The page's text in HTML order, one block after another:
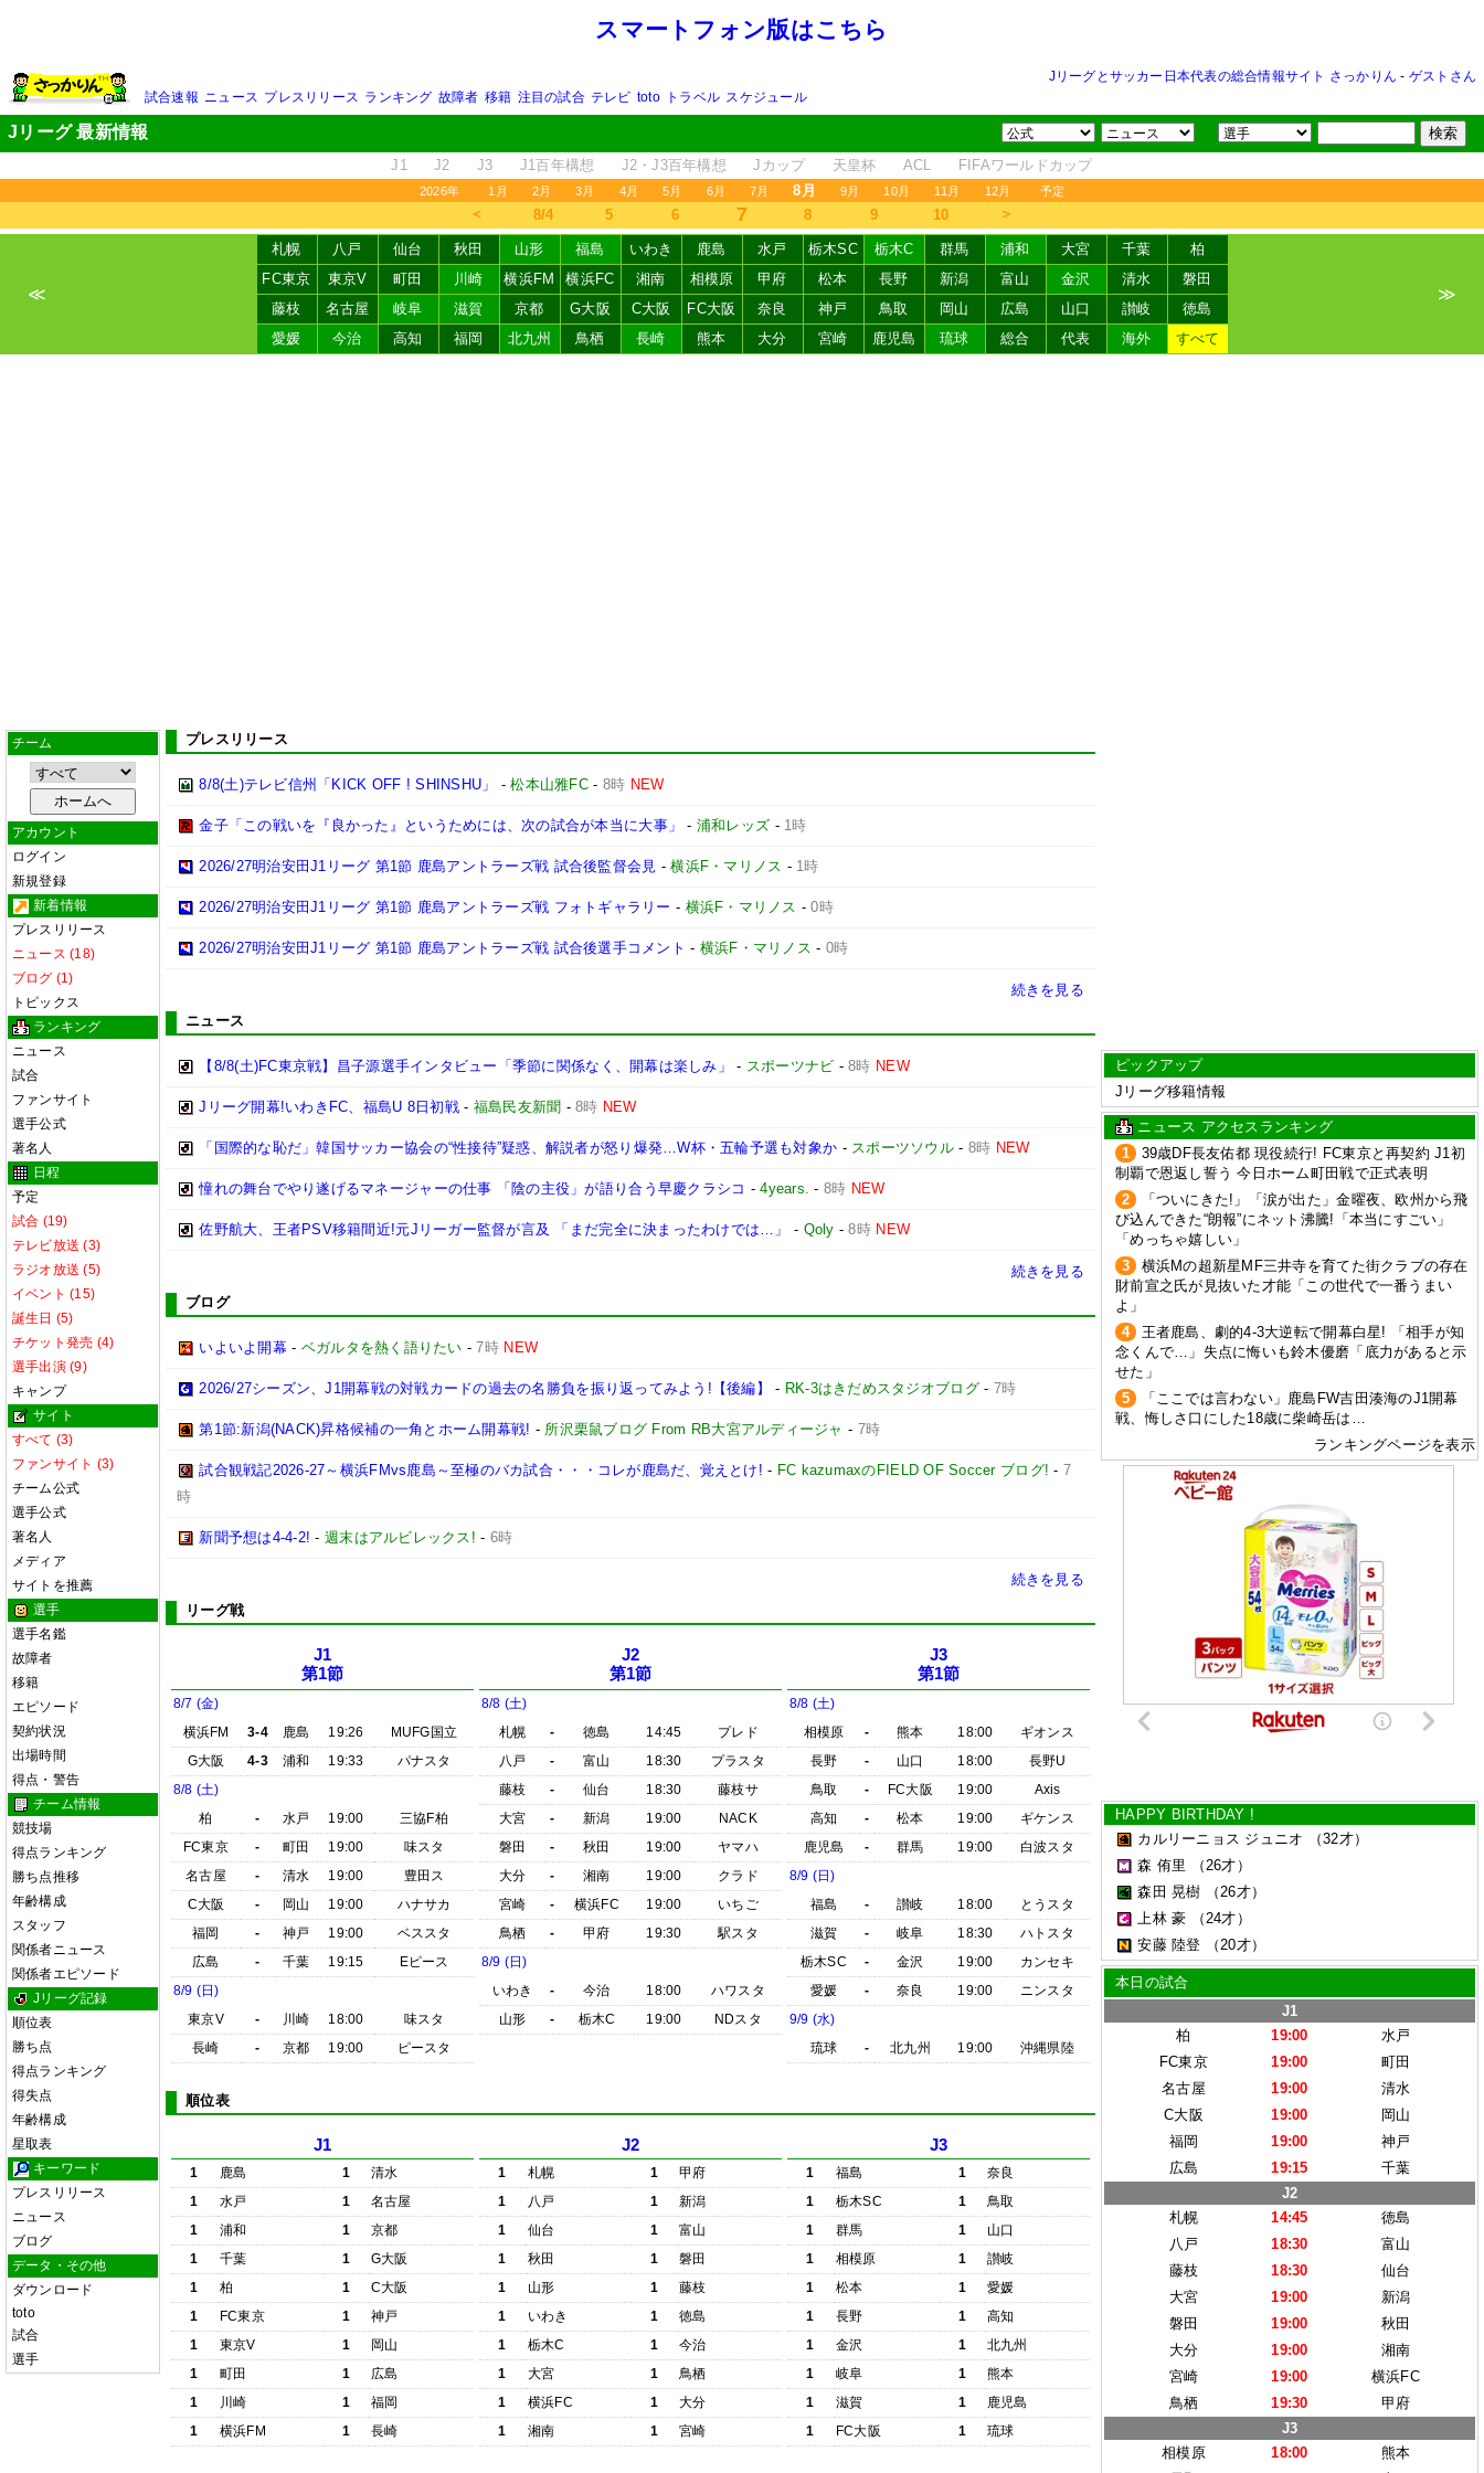
スマートフォン版はこちら
Jリーグとサッカー日本代表の総合情報サイト さっかりん - ゲストさん
試合速報 ニュース プレスリリース ランキング 故障者 移籍 注目の試合 テレビ toto トラベル スケジュール
Jリーグ 最新情報
J1 J2 J3 J1百年構想 J2・J3百年構想 Jカップ 天皇杯 ACL FIFAワールドカップ
2026年 1月 2月 3月 4月 5月 6月 7月 8月 9月 10月 11月 12月 予定
＜ 8/4 5 6 7 8 9 10 ＞
≪
札幌 八戸 仙台 秋田 山形 福島 いわき 鹿島 水戸 栃木SC 栃木C 群馬 浦和 大宮 千葉
柏
FC東京
東京V 町田 川崎 横浜FM 横浜FC 湘南 相模原 甲府 松本 長野 新潟 富山 金沢 清水
磐田
藤枝
名古屋 岐阜 滋賀 京都 G大阪 C大阪 FC大阪 奈良 神戸 鳥取 岡山 広島 山口 讃岐
徳島
愛媛
今治 高知 福岡 北九州 鳥栖 長崎 熊本 大分 宮崎 鹿児島 琉球 総合 代表 海外 すべて
≫
チーム
アカウント
ログイン
新規登録
新着情報
プレスリリース
ニュース (18)
ブログ (1)
トピックス
ランキング
ニュース
試合
ファンサイト
選手公式
著名人
日程
予定
試合 (19)
テレビ放送 (3)
ラジオ放送 (5)
イベント (15)
誕生日 (5)
チケット発売 (4)
選手出演 (9)
キャンプ
サイト
すべて (3)
ファンサイト (3)
チーム公式
選手公式
著名人
メディア
サイトを推薦
選手
選手名鑑
故障者
移籍
エピソード
契約状況
出場時間
得点・警告
チーム情報
競技場
得点ランキング
勝ち点推移
年齢構成
スタッフ
関係者ニュース
関係者エピソード
Jリーグ記録
順位表
勝ち点
得点ランキング
得失点
年齢構成
星取表
キーワード
プレスリリース
ニュース
ブログ
データ・その他
ダウンロード
toto
試合
選手
プレスリリース
8/8(土)テレビ信州「KICK OFF ! SHINSHU」 -松本山雅FC- 8時 NEW
金子「この戦いを『良かった』というためには、次の試合が本当に大事」 - 浦和レッズ - 1時
2026/27明治安田J1リーグ 第1節 鹿島アントラーズ戦 試合後監督会見 -横浜F・マリノス - 1時
2026/27明治安田J1リーグ 第1節 鹿島アントラーズ戦 フォトギャラリー - 横浜F・マリノス -0時
2026/27明治安田J1リーグ 第1節 鹿島アントラーズ戦 試合後選手コメント - 横浜F・マリノス - 0時
続きを見る
ニュース
【8/8(土)FC東京戦】昌子源選手インタビュー「季節に関係なく、開幕は楽しみ」 - スポーツナビ -8時 NEW
Jリーグ開幕!いわきFC、福島U 8日初戦- 福島民友新聞 -8時 NEW
「国際的な恥だ」韓国サッカー協会の“性接待”疑惑、解説者が怒り爆発…W杯・五輪予選も対象か - スポーツソウル- 8時 NEW
憧れの舞台でやり遂げるマネージャーの仕事 「陰の主役」が語り合う早慶クラシコ -4years. - 8時 NEW
佐野航大、王者PSV移籍間近!元Jリーガー監督が言及 「まだ完全に決まったわけでは…」 - Qoly -8時 NEW
続きを見る
ブログ
いよいよ開幕- ベガルタを熱く語りたい -7時 NEW
2026/27シーズン、J1開幕戦の対戦カードの過去の名勝負を振り返ってみよう!【後編】 - RK-3はきだめスタジオブログ- 7時
第1節:新潟(NACK)昇格候補の一角とホーム開幕戦! - 所沢栗鼠ブログ From RB大宮アルディージャ - 7時
試合観戦記2026-27～横浜FMvs鹿島～至極のバカ試合・・・コレが鹿島だ、覚えとけ! - FC kazumaxのFIELD OF Soccer ブログ! - 7
時
新聞予想は4-4-2! -週末はアルビレックス! - 6時
続きを見る
リーグ戦
J1
第1節
8/7 (金)
横浜FM
3-4 鹿島 19:26
MUFG国立
G大阪
4-3 浦和 19:33
パナスタ
8/8 (土)
柏
- 水戸 19:00
三協F柏
FC東京
- 町田 19:00
味スタ
名古屋
- 清水 19:00
豊田ス
C大阪
- 岡山 19:00
ハナサカ
福岡
- 神戸 19:00
ベススタ
広島
- 千葉 19:15
Eピース
8/9 (日)
東京V
- 川崎 18:00
味スタ
長崎
- 京都 19:00 ピースタ
J2
第1節
8/8 (土)
札幌
- 徳島 14:45
プレド
八戸
- 富山 18:30
プラスタ
藤枝
- 仙台 18:30
藤枝サ
大宮
- 新潟 19:00
NACK
磐田
- 秋田 19:00
ヤマハ
大分
- 湘南 19:00
クラド
宮崎
- 横浜FC 19:00
いちご
鳥栖
- 甲府 19:30
駅スタ
8/9 (日)
いわき
- 今治 18:00
ハワスタ
山形
- 栃木C 19:00 NDスタ
J3
第1節
8/8 (土)
相模原
- 熊本 18:00
ギオンス
長野
- 山口 18:00
長野U
鳥取
- FC大阪 19:00
Axis
高知
- 松本 19:00
ギケンス
鹿児島
- 群馬 19:00
白波スタ
8/9 (日)
福島
- 讃岐 18:00
とうスタ
滋賀
- 岐阜 18:30
ハトスタ
栃木SC
- 金沢 19:00
カンセキ
愛媛
- 奈良 19:00
ニンスタ
9/9 (水)
琉球
- 北九州 19:00 沖縄県陸
順位表
J1
1 鹿島 1
清水
1
水戸 1
名古屋
1
浦和 1
京都
1
千葉 1
G大阪
1
柏 1
C大阪
1
FC東京 1
神戸
1
東京V 1
岡山
1
町田 1
広島
1
川崎 1
福岡
1
横浜FM 1 長崎
J2
1 札幌 1
甲府
1
八戸 1
新潟
1
仙台 1
富山
1
秋田 1
磐田
1
山形 1
藤枝
1
いわき 1
徳島
1
栃木C 1
今治
1
大宮 1
鳥栖
1
横浜FC 1
大分
1
湘南 1 宮崎
J3
1 福島 1
奈良
1
栃木SC 1
鳥取
1
群馬 1
山口
1
相模原 1
讃岐
1
松本 1
愛媛
1
長野 1
高知
1
金沢 1
北九州
1
岐阜 1
熊本
1
滋賀 1
鹿児島
1
FC大阪 1 琉球
ピックアップ
Jリーグ移籍情報
ニュース アクセスランキング
1
39歳DF長友佑都 現役続行! FC東京と再契約 J1初
制覇で恩返し誓う 今日ホーム町田戦で正式表明
2
「ついにきた!」「涙が出た」金曜夜、欧州から飛
び込んできた“朗報”にネット沸騰!「本当にすごい」
「めっちゃ嬉しい」
3
横浜Mの超新星MF三井寺を育てた街クラブの存在
財前宣之氏が見抜いた才能「この世代で一番うまい
よ」
4
王者鹿島、劇的4-3大逆転で開幕白星! 「相手が知
念くんで…」失点に悔いも鈴木優磨「底力があると示
せた」
5
「ここでは言わない」鹿島FW吉田湊海のJ1開幕
戦、悔しさ口にした18歳に柴崎岳は…
ランキングページを表示
HAPPY BIRTHDAY !
カルリーニョス ジュニオ
（32才）
森 侑里
（26才）
森田 晃樹
（26才）
上林 豪
（24才）
安藤 陸登
（20才）
本日の試合
J1
柏
19:00
水戸
FC東京
19:00
町田
名古屋
19:00
清水
C大阪
19:00
岡山
福岡
19:00
神戸
広島
19:15
千葉
J2
札幌
14:45
徳島
八戸
18:30
富山
藤枝
18:30
仙台
大宮
19:00
新潟
磐田
19:00
秋田
大分
19:00
湘南
宮崎
19:00
横浜FC
鳥栖
19:30
甲府
J3
相模原
18:00
熊本